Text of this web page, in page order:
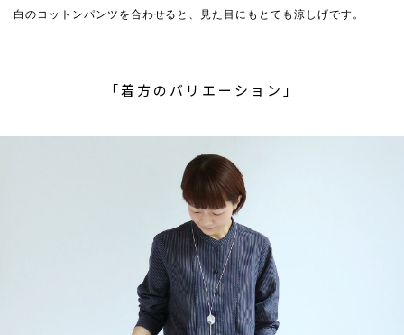
白のコットンパンツを合わせると、見た目にもとても涼しげです。
「着方のバリエーション」